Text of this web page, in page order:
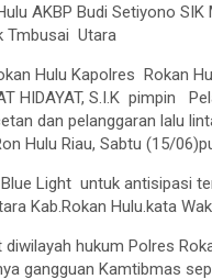
AKBP Budi Setiyono
Tmbusai Utara
Hulu Kapolres Rokan
HIDAYAT, S.I.K pimpin
dan pelanggaran lalu
Hulu Riau, Sabtu (15/
Light untuk antisipasi
Kab.Rokan Hulu.kata
diwilayah hukum Polres
gangguan Kamtibmas